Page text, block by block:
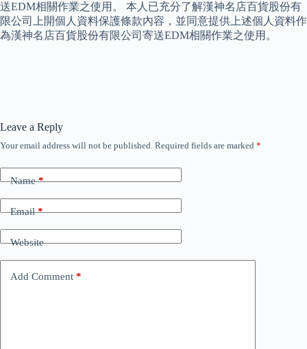
送EDM相關作業之使用。 本人已充分了解漢神名店百貨股份有
限公司上開個人資料保護條款內容，並同意提供上述個人資料作
為漢神名店百貨股份有限公司寄送EDM相關作業之使用。
Leave a Reply
Your email address will not be published. Required fields are marked *
Name*
Email*
Website
Add Comment *